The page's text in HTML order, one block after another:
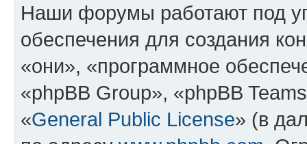
Наши форумы работают под
обеспечения для создания
«они», «программное
«phpBB Group», «phpBB
«General Public License» (в